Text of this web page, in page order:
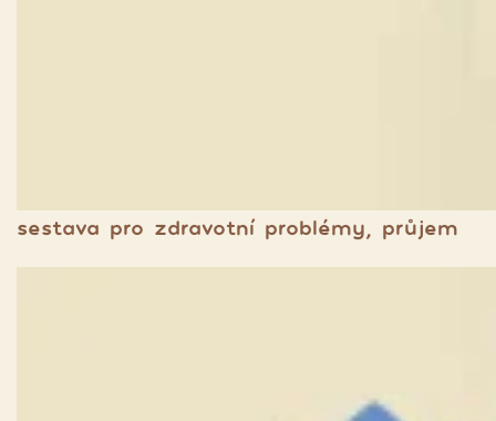
sestava pro zdravotní problémy, průjem